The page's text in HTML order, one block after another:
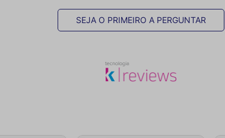
SEJA O PRIMEIRO A PERGUNTAR